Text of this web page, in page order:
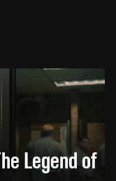
Legend of